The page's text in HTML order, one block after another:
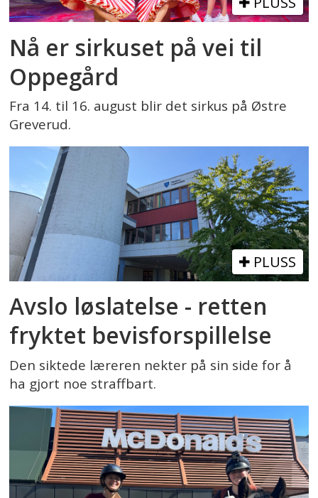
Nå er sirkuset på vei til
Oppegård
Fra 14. til 16. august blir det sirkus på Østre
Greverud.
PLUSS
Avslo løslatelse - retten
fryktet bevisforspillelse
Den siktede læreren nekter på sin side for å
ha gjort noe straffbart.